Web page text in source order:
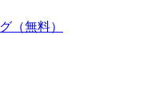
（無料）